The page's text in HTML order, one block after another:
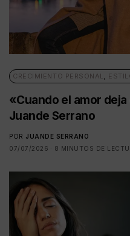
CRECIMIENTO PERSONAL ,
«Cuando el amor
Juande Serrano
POR JUANDE SERRANO
07/07/2026
8 MINUTOS DE